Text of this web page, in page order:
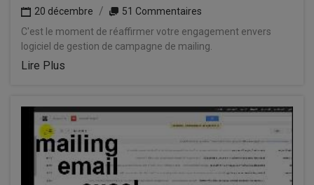
20 décembre
51 Commentaires
C'est le moment de réaffirmer votre engagement envers
logiciel de gestion de campagne de mailing.
Lire Plus